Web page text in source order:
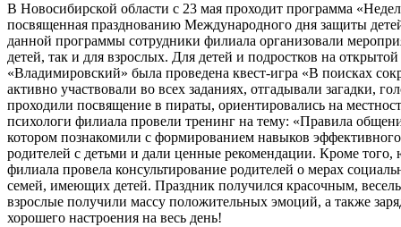
В Новосибирской области с 23 мая проходит программа
посвященная празднованию Международного дня защиты
данной программы сотрудники филиала организовали
детей, так и для взрослых. Для детей и подростков на
«Владимировский» была проведена квест-игра «В поисках
активно участвовали во всех заданиях, отгадывали загадки,
проходили посвящение в пираты, ориентировались на
психологи филиала провели тренинг на тему: «Правила
котором познакомили с формированием навыков
родителей с детьми и дали ценные рекомендации. Кроме того,
филиала провела консультирование родителей о мерах
семей, имеющих детей. Праздник получился красочным,
взрослые получили массу положительных эмоций, а также
хорошего настроения на весь день!